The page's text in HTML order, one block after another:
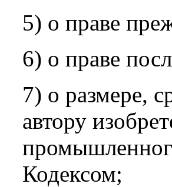
5) о праве
6) о праве
7) о размере,
автору
Кодексом;